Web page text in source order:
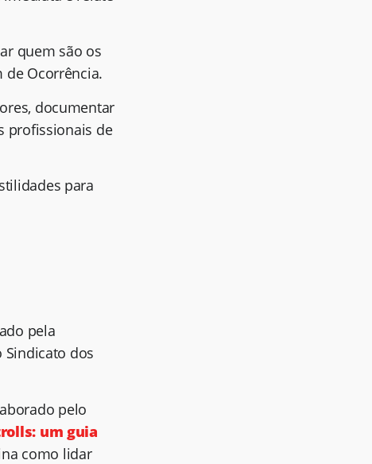
quem são os
de Ocorrência.
documentar
profissionais de
para
pela
Sindicato dos
pelo
um guia
como lidar